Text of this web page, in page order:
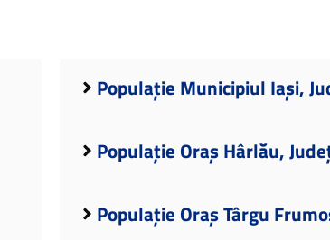
Populație Municipiul Iași,
Populație Oraș Hârlău,
Populație Oraș Târgu